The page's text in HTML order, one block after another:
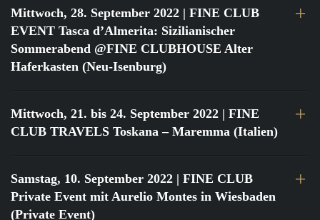
Mittwoch, 28. September 2022 | FINE CLUB
EVENT Tasca d’Almerita: Sizilianischer
Sommerabend @FINE CLUBHOUSE Alter
Haferkasten (Neu-Isenburg)
Mittwoch, 21. bis 24. September 2022 | FINE
CLUB TRAVELS Toskana – Maremma (Italien)
Samstag, 10. September 2022 | FINE CLUB
Private Event mit Aurelio Montes in Wiesbaden
(Private Event)